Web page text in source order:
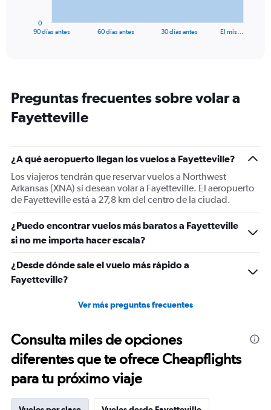
categories.
chart
1
Y
displaying
values.
Range:
0
to
900.
90 días antes 60 días antes 30 días antes El mis…
0
Preguntas frecuentes sobre volar a
Fayetteville
¿A qué aeropuerto llegan los vuelos a Fayetteville?
Los viajeros tendrán que reservar vuelos a Northwest
Arkansas (XNA) si desean volar a Fayetteville. El aeropuerto
de Fayetteville está a 27,8 km del centro de la ciudad.
¿Puedo encontrar vuelos más baratos a Fayetteville
si no me importa hacer escala?
¿Desde dónde sale el vuelo más rápido a
Fayetteville?
Ver más preguntas frecuentes
Consulta miles de opciones
diferentes que te ofrece Cheapflights
para tu próximo viaje